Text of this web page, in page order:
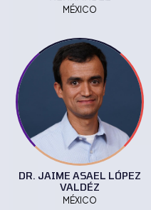
MÉXICO
DR. JAIME ASAEL LÓPEZ
VALDÉZ
MÉXICO